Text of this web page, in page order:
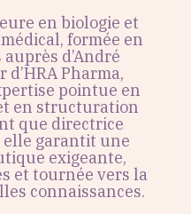
en biologie et
formée en
d’André
Pharma,
pointue en
en structuration
que directrice
elle garantit une
exigeante,
et tournée vers la
connaissances.